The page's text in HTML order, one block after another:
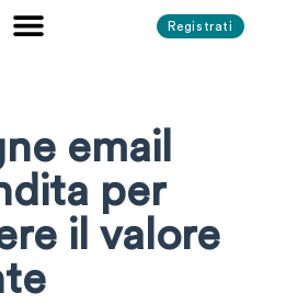
Registrati
email
per
il valore